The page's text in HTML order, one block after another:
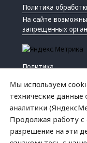
Политика
На сайте
запрещенных
Политика
Криминал
Мы используем
технические данные
аналитики
Продолжая работу
разрешение на эти